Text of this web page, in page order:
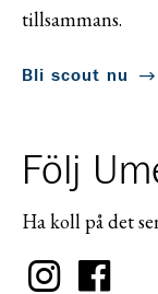
tillsammans.
Bli scout nu
Följ
Ha koll på det